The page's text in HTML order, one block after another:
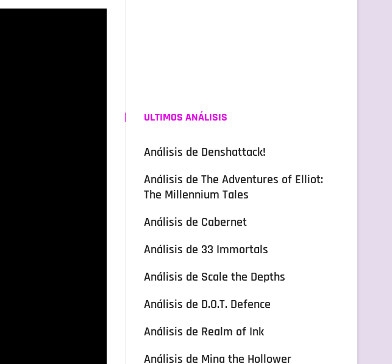
ULTIMOS ANÁLISIS
Análisis de Denshattack!
Análisis de The Adventures of Elliot:
The Millennium Tales
Análisis de Cabernet
Análisis de 33 Immortals
Análisis de Scale the Depths
Análisis de D.O.T. Defence
Análisis de Realm of Ink
Análisis de Mina the Hollower